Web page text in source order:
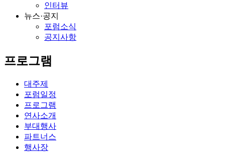
인터뷰
뉴스·공지
포럼소식
공지사항
프로그램
대주제
포럼일정
프로그램
연사소개
부대행사
파트너스
행사장